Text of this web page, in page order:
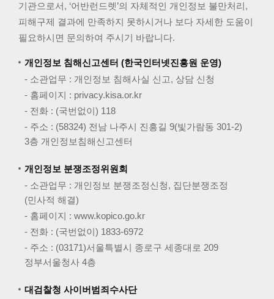
기관으로서, ‘어반런드렛’의 자체적인 개인정보 불만처리,
피해구제 결과에 만족하지 못하시거나 보다 자세한 도움이
필요하시면 문의하여 주시기 바랍니다.
개인정보 침해신고센터 (한국인터넷진흥원 운영)
- 소관업무 : 개인정보 침해사실 신고, 상담 신청
- 홈페이지 : privacy.kisa.or.kr
- 전화 : (국번없이) 118
- 주소 : (58324) 전남 나주시 진흥길 9(빛가람동 301-2)
3층 개인정보침해신고센터
개인정보 분쟁조정위원회
- 소관업무 : 개인정보 분쟁조정신청, 집단분쟁조정
(민사적 해결)
- 홈페이지 : www.kopico.go.kr
- 전화 : (국번없이) 1833-6972
- 주소 : (03171)서울특별시 종로구 세종대로 209
정부서울청사 4층
대검찰청 사이버범죄수사단